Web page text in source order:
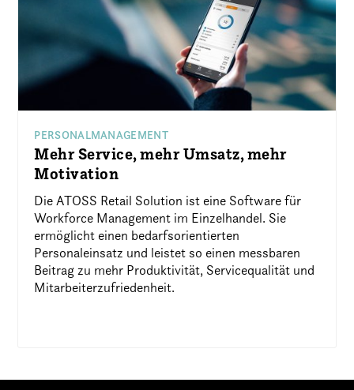
PERSONALMANAGEMENT
Mehr Service, mehr Umsatz, mehr
Motivation
Die ATOSS Retail Solution ist eine Software für
Workforce Management im Einzelhandel. Sie
ermöglicht einen bedarfsorientierten
Personaleinsatz und leistet so einen messbaren
Beitrag zu mehr Produktivität, Servicequalität und
Mitarbeiterzufriedenheit.